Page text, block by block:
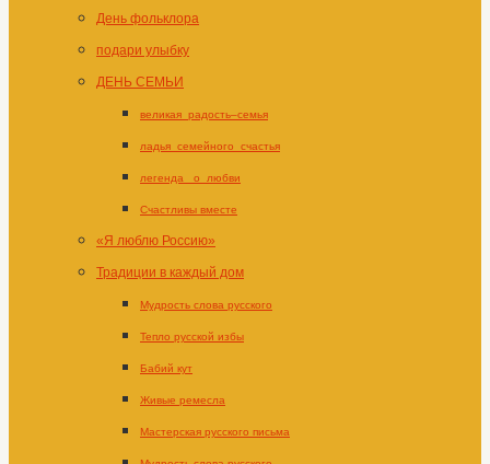
День фольклора
подари улыбку
ДЕНЬ СЕМЬИ
великая_радость–семья
ладья_семейного_счастья
легенда _о_любви
Счастливы вместе
«Я люблю Россию»
Традиции в каждый дом
Мудрость слова русского
Тепло русской избы
Бабий кут
Живые ремесла
Мастерская русского письма